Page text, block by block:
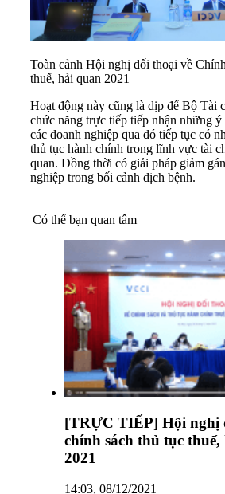
Toàn cảnh Hội nghị đối thoại về
thuế, hải quan 2021
Hoạt động này cũng là dịp để Bộ Tài
chức năng trực tiếp tiếp nhận những
các doanh nghiệp qua đó tiếp tục có
thủ tục hành chính trong lĩnh vực tài
quan. Đồng thời có giải pháp giảm
nghiệp trong bối cảnh dịch bệnh.
Có thể bạn quan tâm
[TRỰC TIẾP] Hội nghị
chính sách thủ tục
2021
14:03, 08/12/2021